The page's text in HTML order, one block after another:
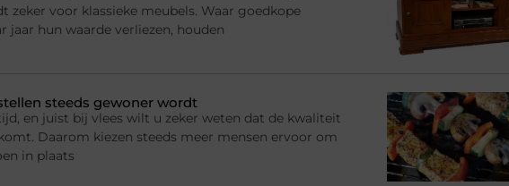
zeker voor klassieke meubels. Waar goedkope
jaar hun waarde verliezen, houden
steeds gewoner wordt
en juist bij vlees wilt u zeker weten dat de kwaliteit
Daarom kiezen steeds meer mensen ervoor om
in plaats